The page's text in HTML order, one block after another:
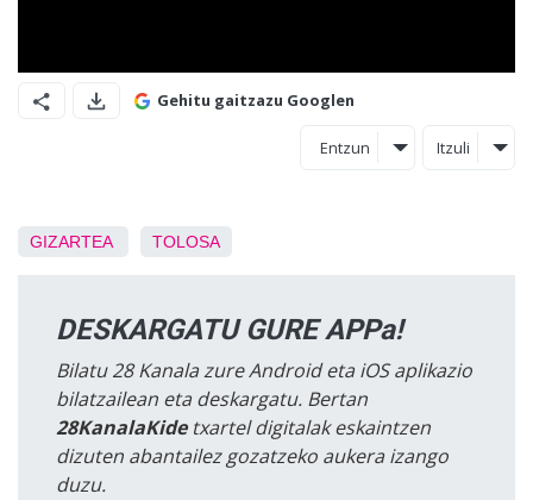
Gehitu gaitzazu Googlen
Entzun Itzuli
GIZARTEA TOLOSA
DESKARGATU GURE APPa!
Bilatu 28 Kanala zure Android eta iOS aplikazio
bilatzailean eta deskargatu. Bertan
28KanalaKidetxartel digitalak eskaintzen
dizuten abantailez gozatzeko aukera izango
duzu.